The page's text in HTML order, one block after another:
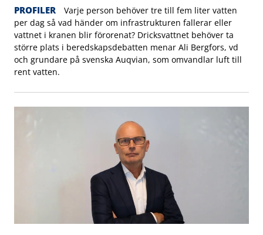
PROFILER
Varje person behöver tre till fem liter vatten
per dag så vad händer om infrastrukturen fallerar eller
vattnet i kranen blir förorenat? Dricksvattnet behöver ta
större plats i beredskapsdebatten menar Ali Bergfors, vd
och grundare på svenska Auqvian, som omvandlar luft till
rent vatten.